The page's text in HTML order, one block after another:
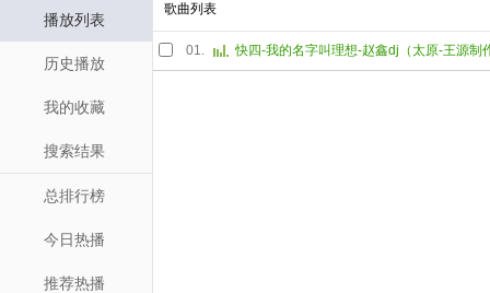
播放列表
历史播放
我的收藏
搜索结果
总排行榜
今日热播
推荐热播
歌曲列表
01. 快四-我的名字叫理想-赵鑫dj（太原-王源制